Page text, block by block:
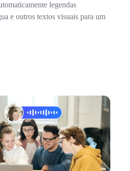
legendas
e outros textos visuais para um